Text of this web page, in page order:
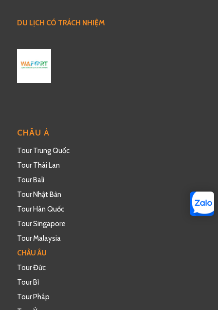
Latex
trang phục công phu với đủ màu sắc, phong cách
DU LỊCH CÓ TRÁCH NHIỆM
CHÂU Á
Tour Trung Quốc
Tour Thái Lan
Tour Bali
Tour Nhật Bản
Tour Hàn Quốc
Tour Singapore
Tour Malaysia
CHÂU ÂU
Tour Đức
Tour Bỉ
Tour Pháp